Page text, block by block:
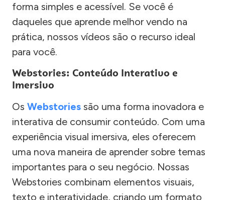
forma simples e acessível. Se você é
daqueles que aprende melhor vendo na
prática, nossos vídeos são o recurso ideal
para você.
Webstories: Conteúdo Interativo e
Imersivo
Os Webstories são uma forma inovadora e
interativa de consumir conteúdo. Com uma
experiência visual imersiva, eles oferecem
uma nova maneira de aprender sobre temas
importantes para o seu negócio. Nossas
Webstories combinam elementos visuais,
texto e interatividade, criando um formato